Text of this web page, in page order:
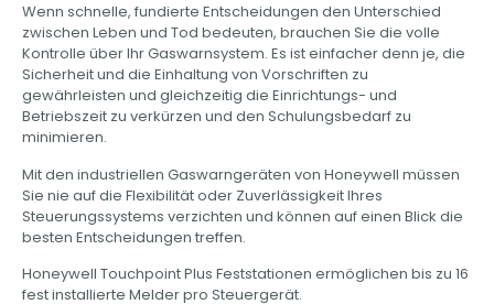
Wenn schnelle, fundierte Entscheidungen den Unterschied
zwischen Leben und Tod bedeuten, brauchen Sie die volle
Kontrolle über Ihr Gaswarnsystem. Es ist einfacher denn je, die
Sicherheit und die Einhaltung von Vorschriften zu
gewährleisten und gleichzeitig die Einrichtungs- und
Betriebszeit zu verkürzen und den Schulungsbedarf zu
minimieren.
Mit den industriellen Gaswarngeräten von Honeywell müssen
Sie nie auf die Flexibilität oder Zuverlässigkeit Ihres
Steuerungssystems verzichten und können auf einen Blick die
besten Entscheidungen treffen.
Honeywell Touchpoint Plus Feststationen ermöglichen bis zu 16
fest installierte Melder pro Steuergerät.